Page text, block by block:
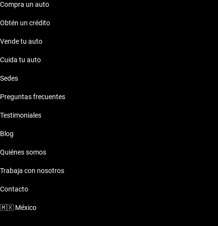
Compra un auto
Obtén un crédito
Vende tu auto
Cuida tu auto
Sedes
Preguntas frecuentes
Testimoniales
Blog
Quiénes somos
Trabaja con nosotros
Contacto
🇲🇽 México